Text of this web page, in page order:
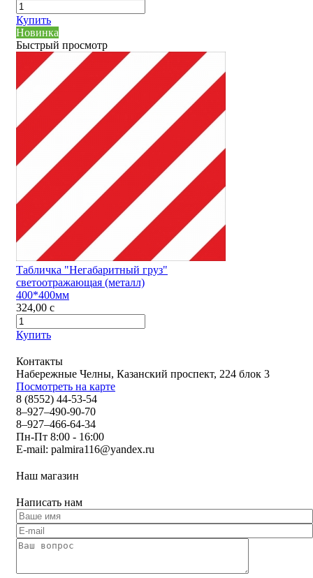
Купить
Новинка
Быстрый просмотр
Табличка "Негабаритный груз"
светоотражающая (металл)
400*400мм
324,00 c
Купить
Контакты
Набережные Челны, Казанский проспект, 224 блок 3
Посмотреть на карте
8 (8552) 44-53-54
8–927–490-90-70
8–927–466-64-34
Пн-Пт 8:00 - 16:00
E-mail: palmira116@yandex.ru
Наш магазин
Написать нам